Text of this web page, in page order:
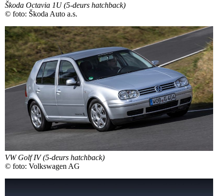
Škoda Octavia 1U (5-deurs hatchback)
© foto: Škoda Auto a.s.
VW Golf IV (5-deurs hatchback)
© foto: Volkswagen AG